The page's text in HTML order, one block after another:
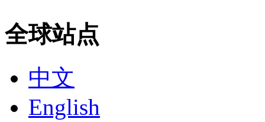
全球站点
中文
English